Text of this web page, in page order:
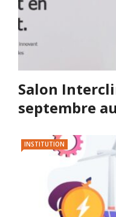
Salon
septembre
INSTITUTION